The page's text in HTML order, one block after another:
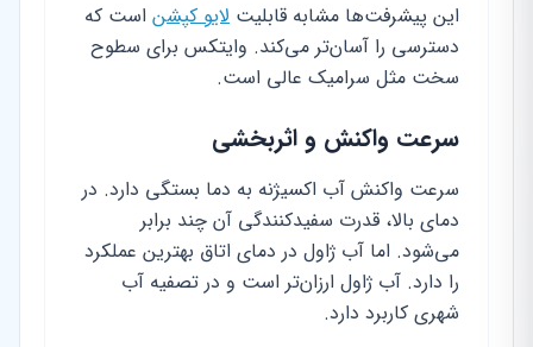
این پیشرفت‌ها مشابه قابلیت لایو کپشن است که
دسترسی را آسان‌تر می‌کند. وایتکس برای سطوح
سخت مثل سرامیک عالی است.
سرعت واکنش و اثربخشی
سرعت واکنش آب اکسیژنه به دما بستگی دارد. در
دمای بالا، قدرت سفیدکنندگی آن چند برابر
می‌شود. اما آب ژاول در دمای اتاق بهترین عملکرد
را دارد. آب ژاول ارزان‌تر است و در تصفیه آب
شهری کاربرد دارد.